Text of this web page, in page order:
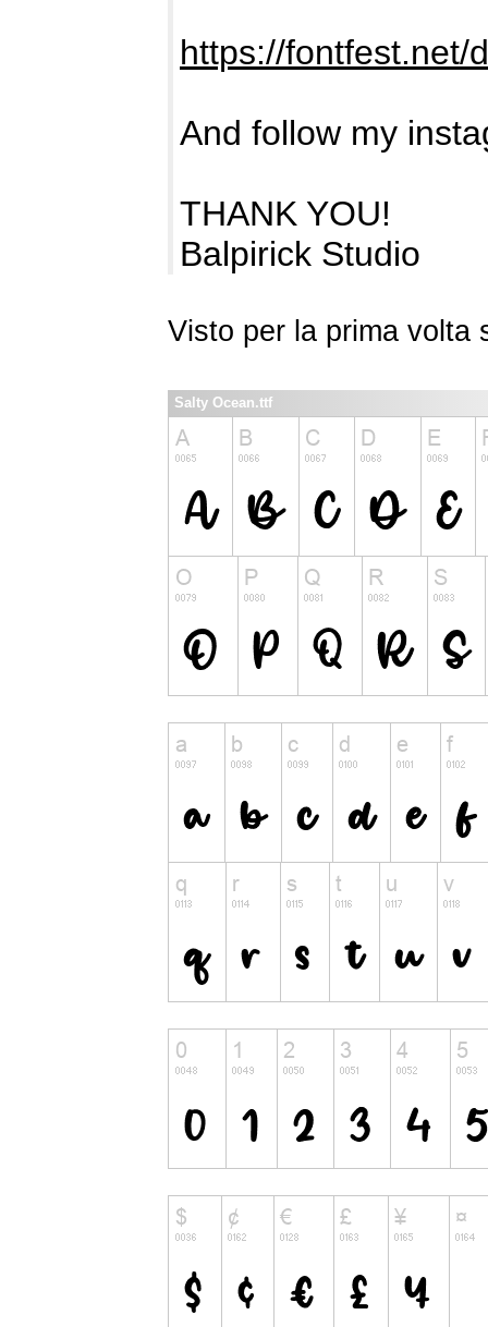
https://fontfest.net/
And follow my
THANK YOU!
Balpirick Studio
Visto per la prima volta
Salty Ocean.ttf